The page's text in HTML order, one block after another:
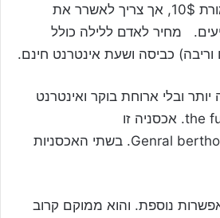
יבואו לקחת אתכם תמורת 10$, אך צריך לאשרר את
מחיר לאדם ללילה כולל
כביסה ושעת אינטרנט חינם.
יותר ובלי ארוחת בוקר ואינטרנט
יושבת בכתובת: Genral berthold 63. בשתי האכסניות
נוספת. והוא ממוקם קרוב